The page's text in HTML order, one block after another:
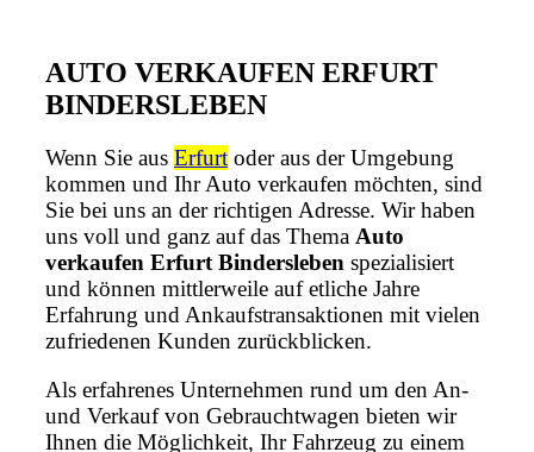
AUTO VERKAUFEN ERFURT
BINDERSLEBEN
Wenn Sie aus Erfurt oder aus der Umgebung
kommen und Ihr Auto verkaufen möchten, sind
Sie bei uns an der richtigen Adresse. Wir haben
uns voll und ganz auf das Thema Auto
verkaufen Erfurt Bindersleben spezialisiert
und können mittlerweile auf etliche Jahre
Erfahrung und Ankaufstransaktionen mit vielen
zufriedenen Kunden zurückblicken.
Als erfahrenes Unternehmen rund um den An-
und Verkauf von Gebrauchtwagen bieten wir
Ihnen die Möglichkeit, Ihr Fahrzeug zu einem